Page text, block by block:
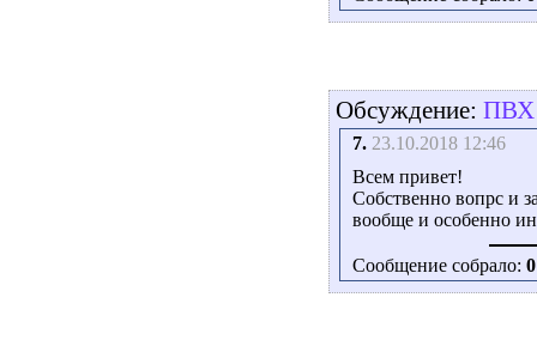
Обсуждение: ПВХ
7. 23.10.2018 12:46
Всем привет!
Собственно вопрс и
вообще и особенно
Сообщение собрало: 0